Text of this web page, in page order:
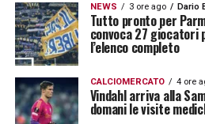
nella memoria di tanti
quelli della Cremonese,
1984 riuscì a riportare in
anni di assenza dai campi
serie. Qui, tra gli altri, il
NEWS 3 ore ago Dario
Tutto pronto per
convoca 27 giocatori
l’elenco completo
CALCIOMERCATO 4 ore
Vindahl arriva alla
domani le visite